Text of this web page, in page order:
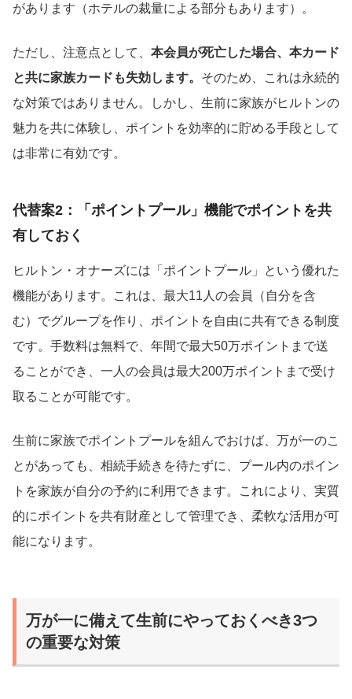
があります（ホテルの裁量による部分もあります）。
ただし、注意点として、 本会員が死亡した場合、本カード
と共に家族カードも失効します。 そのため、これは永続的
な対策ではありません。しかし、生前に家族がヒルトンの
魅力を共に体験し、ポイントを効率的に貯める手段として
は非常に有効です。
代替案2：「ポイントプール」機能でポイントを共
有しておく
ヒルトン・オナーズには「ポイントプール」という優れた
機能があります。これは、最大11人の会員（自分を含
む）でグループを作り、ポイントを自由に共有できる制度
です。手数料は無料で、年間で最大50万ポイントまで送
ることができ、一人の会員は最大200万ポイントまで受け
取ることが可能です。
生前に家族でポイントプールを組んでおけば、万が一のこ
とがあっても、相続手続きを待たずに、プール内のポイン
トを家族が自分の予約に利用できます。これにより、実質
的にポイントを共有財産として管理でき、柔軟な活用が可
能になります。
万が一に備えて生前にやっておくべき3つ
の重要な対策